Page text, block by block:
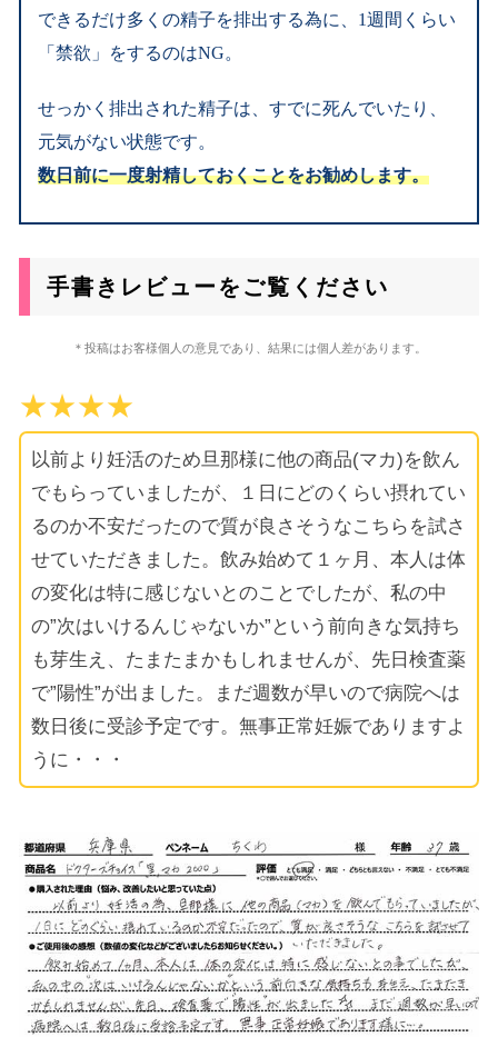
できるだけ多くの精子を排出する為に、1週間くらい
「禁欲」をするのはNG。
せっかく排出された精子は、すでに死んでいたり、
元気がない状態です。
数日前に一度射精しておくことをお勧めします。
手書きレビューをご覧ください
＊投稿はお客様個人の意見であり、結果には個人差があります。
★★★★
以前より妊活のため旦那様に他の商品(マカ)を飲ん
でもらっていましたが、１日にどのくらい摂れてい
るのか不安だったので質が良さそうなこちらを試さ
せていただきました。飲み始めて１ヶ月、本人は体
の変化は特に感じないとのことでしたが、私の中
の”次はいけるんじゃないか”という前向きな気持ち
も芽生え、たまたまかもしれませんが、先日検査薬
で”陽性”が出ました。まだ週数が早いので病院へは
数日後に受診予定です。無事正常妊娠でありますよ
うに・・・